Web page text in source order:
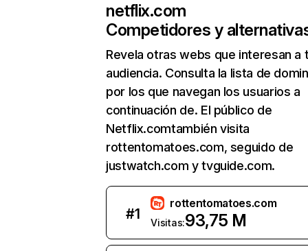
netflix.com
Competidores y
Revela otras webs que interesan a
audiencia. Consulta la lista de
por los que navegan los usuarios a
continuación de. El público de
Netflix.comtambién visita
rottentomatoes.com, seguido de
justwatch.com y tvguide.com.
#1
rottentomatoes.com
Visitas:93,75 M